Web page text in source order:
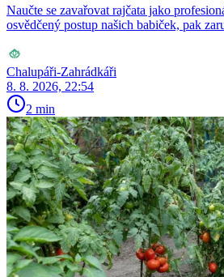
Naučte se zavařovat rajčata jako
osvědčený postup našich babiček, pak
Chalupáři-Zahrádkáři
8. 8. 2026, 22:54
2 min